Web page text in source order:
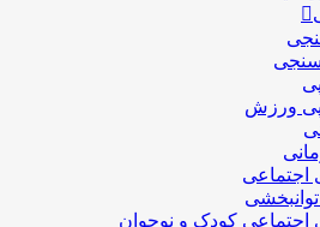
سنجی
ورزش
اجتماعی
اجتماعي کودک و نوجوان